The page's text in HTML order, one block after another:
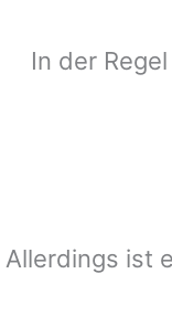
In der
Allerdings ist